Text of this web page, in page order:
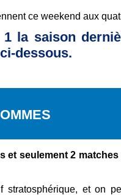
ce weekend aux
la saison
dessous.
seulement 2
stratosphérique, et on